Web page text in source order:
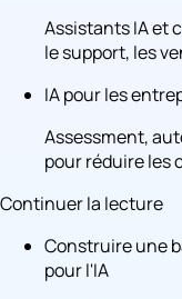
Assistants IA et
le support, les
IA pour les
Assessment,
pour réduire les
Continuer la lecture
Construire une
pour l'IA